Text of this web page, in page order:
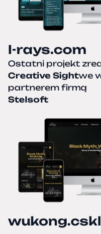
I-rays.com
Ostatni projekt
Creative Sightwe
partnerem firmą
Stelsoft